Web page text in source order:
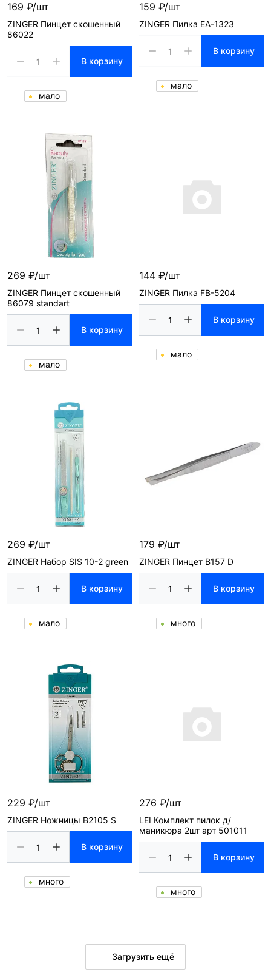
169 ₽/шт
ZINGER Пинцет скошенный
86022
В корзину
мало
159 ₽/шт
ZINGER Пилка EA-1323
В корзину
мало
269 ₽/шт
ZINGER Пинцет скошенный
86079 standart
В корзину
мало
144 ₽/шт
ZINGER Пилка FB-5204
В корзину
мало
269 ₽/шт
ZINGER Набор SIS 10-2 green
В корзину
мало
179 ₽/шт
ZINGER Пинцет B157 D
В корзину
много
229 ₽/шт
ZINGER Ножницы В2105 S
В корзину
много
276 ₽/шт
LEI Комплект пилок д/
маникюра 2шт арт 501011
В корзину
много
Загрузить ещё